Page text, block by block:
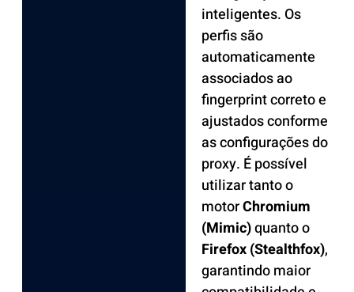
inteligentes. Os
perfis são
automaticamente
associados ao
fingerprint correto e
ajustados conforme
as configurações do
proxy. É possível
utilizar tanto o
motorChromium
(Mimic)quanto o
Firefox (Stealthfox),
garantindo maior